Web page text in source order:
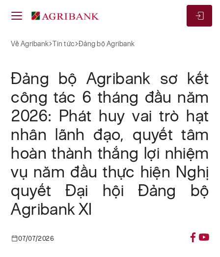
Về Agribank Tin tức Đảng bộ Agribank
Đảng bộ Agribank sơ kết
công tác 6 tháng đầu năm
2026: Phát huy vai trò hạt
nhân lãnh đạo, quyết tâm
hoàn thành thắng lợi nhiệm
vụ năm đầu thực hiện Nghị
quyết Đại hội Đảng bộ
Agribank XI
07/07/2026